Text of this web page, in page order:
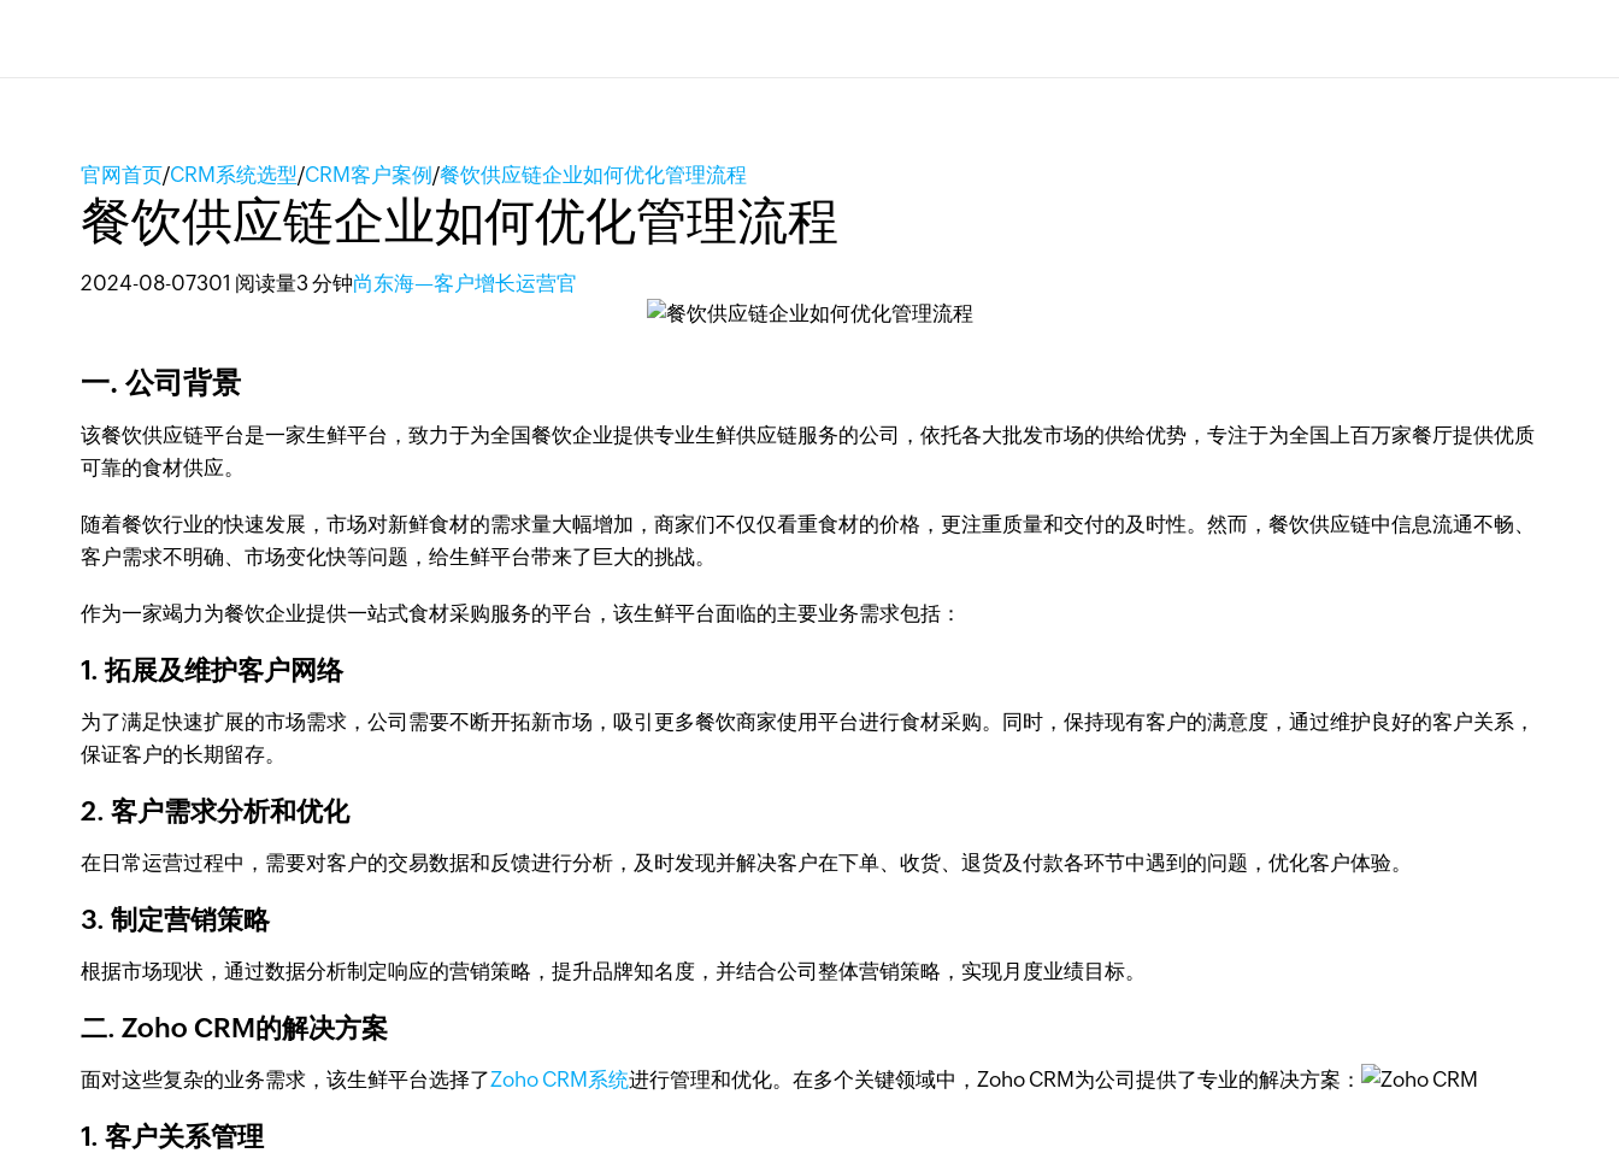
官网首页/CRM系统选型/CRM客户案例/餐饮供应链企业如何优化管理流程
餐饮供应链企业如何优化管理流程
2024-08-07301 阅读量3 分钟尚东海—客户增长运营官
一. 公司背景
该餐饮供应链平台是一家生鲜平台，致力于为全国餐饮企业提供专业生鲜供应链服务的公司，依托各大批发市场的供给优势，专注于为全国上百万家餐厅提供优质
可靠的食材供应。
随着餐饮行业的快速发展，市场对新鲜食材的需求量大幅增加，商家们不仅仅看重食材的价格，更注重质量和交付的及时性。然而，餐饮供应链中信息流通不畅、
客户需求不明确、市场变化快等问题，给生鲜平台带来了巨大的挑战。
作为一家竭力为餐饮企业提供一站式食材采购服务的平台，该生鲜平台面临的主要业务需求包括：
1. 拓展及维护客户网络
为了满足快速扩展的市场需求，公司需要不断开拓新市场，吸引更多餐饮商家使用平台进行食材采购。同时，保持现有客户的满意度，通过维护良好的客户关系，
保证客户的长期留存。
2. 客户需求分析和优化
在日常运营过程中，需要对客户的交易数据和反馈进行分析，及时发现并解决客户在下单、收货、退货及付款各环节中遇到的问题，优化客户体验。
3. 制定营销策略
根据市场现状，通过数据分析制定响应的营销策略，提升品牌知名度，并结合公司整体营销策略，实现月度业绩目标。
二. Zoho CRM的解决方案
面对这些复杂的业务需求，该生鲜平台选择了Zoho CRM系统进行管理和优化。在多个关键领域中，Zoho CRM为公司提供了专业的解决方案：
1. 客户关系管理